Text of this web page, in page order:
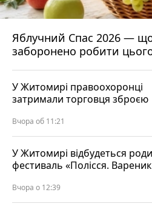
Яблучний Спас 2026 —
заборонено робити
У Житомирі правоохоронці
затримали торговця зброєю
Вчора об 11:21
У Житомирі відбудеться
фестиваль «Полісся. Вареник
Вчора о 12:39